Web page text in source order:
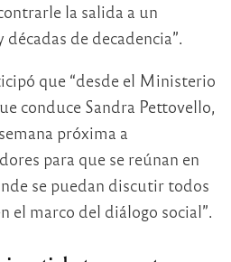
la salida a un
de decadencia”.
que “desde el Ministerio
conduce Sandra Pettovello,
próxima a
para que se reúnan en
se puedan discutir todos
el marco del diálogo social”.